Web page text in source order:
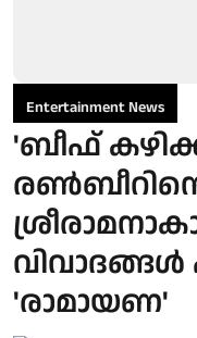
Entertainment News
'ബീഫ്
'രാമായണ'